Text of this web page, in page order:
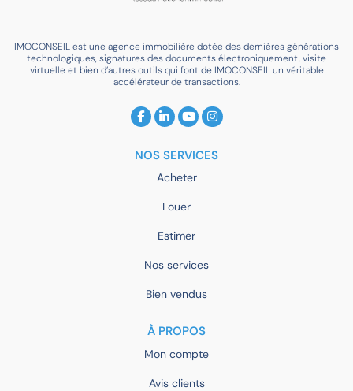
IMOCONSEIL est une agence immobilière dotée des dernières générations
technologiques, signatures des documents électroniquement, visite
virtuelle et bien d’autres outils qui font de IMOCONSEIL un véritable
accélérateur de transactions.
NOS SERVICES
Acheter
Louer
Estimer
Nos services
Bien vendus
À PROPOS
Mon compte
Avis clients